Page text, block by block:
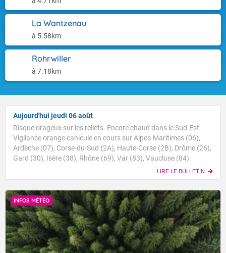
La Wantzenau
à 5.58km
Rohrwiller
à 7.18km
Aujourd'hui jeudi 06 août
Risque orageux sur les reliefs. Encore chaud dans le Sud-Est.
Vigilance orange canicule en cours sur Alpes-Maritimes (06),
Ardèche (07), Corse-du-Sud (2A), Haute-Corse (2B), Drôme (26),
Gard (30), Isère (38), Rhône (69), Var (83), Vaucluse (84).
LIRE LE BULLETIN
INFOS MÉTÉO